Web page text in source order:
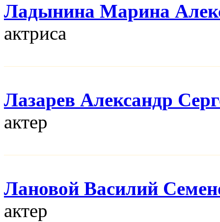
Ладынина Марина
актриса
Лазарев Александр
актер
Лановой Василий
актер